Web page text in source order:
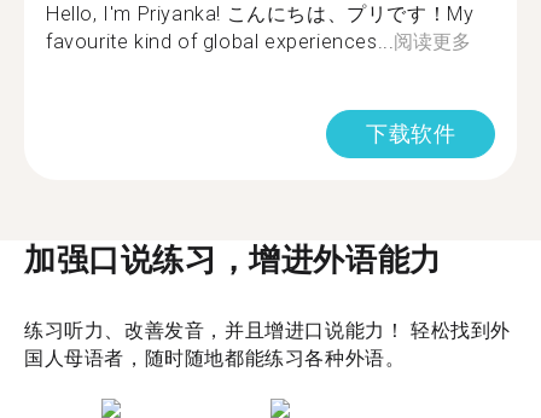
Hello, I'm Priyanka! こんにちは、プリです！My
favourite kind of global experiences... 阅读更多
下载软件
加强口说练习，增进外语能力
练习听力、改善发音，并且增进口说能力！ 轻松找到外
国人母语者，随时随地都能练习各种外语。